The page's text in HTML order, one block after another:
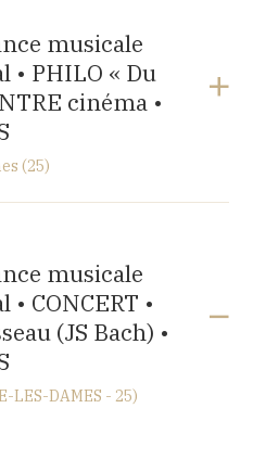
les-Templiers
musicale
• PHILO « Du
cinéma •
(25)
Dames
musicale
CONCERT •
(JS Bach) •
LES-DAMES - 25)